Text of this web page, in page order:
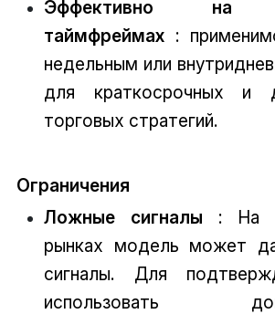
Эффективно на
таймфреймах:
недельным или
для краткосрочных и
торговых стратегий.
Ограничения
Ложные сигналы : На
рынках модель может
сигналы. Для
использовать